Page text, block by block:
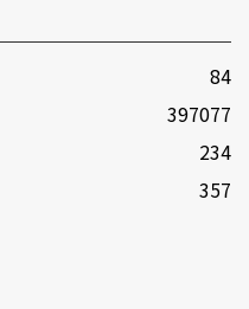
84
397077
234
357